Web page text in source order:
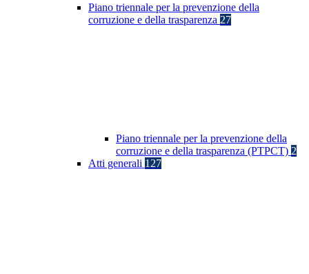
Piano triennale per la prevenzione della
corruzione e della trasparenza 27
Piano triennale per la prevenzione della
corruzione e della trasparenza (PTPCT) 2
Atti generali 127